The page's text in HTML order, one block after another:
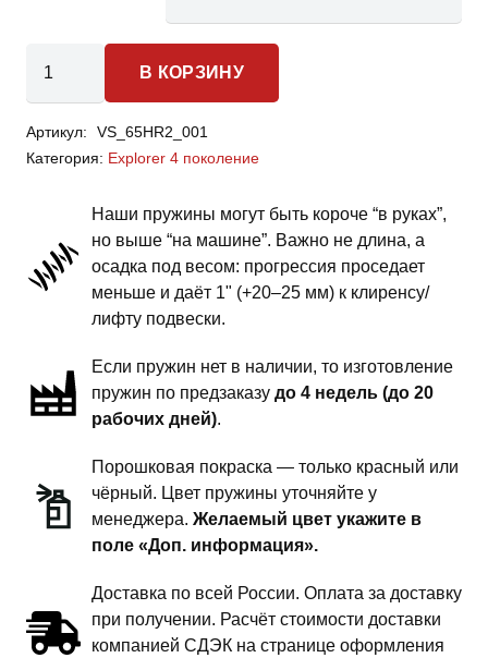
товара
Explorer
4
пружины
передней
подвески
дюйма
комфорт
В КОРЗИНУ
Артикул:
VS_65HR2_001
Категория: Explorer 4 поколение
Наши пружины могут быть короче “в руках”,
но выше “на машине”. Важно не длина, а
осадка под весом: прогрессия проседает
меньше и даёт 1" (+20–25 мм) к клиренсу/
лифту подвески.
Если пружин нет в наличии, то изготовление
пружин по предзаказу до 4 недель (до 20
рабочих дней).
Порошковая покраска — только красный или
чёрный. Цвет пружины уточняйте у
менеджера. Желаемый цвет укажите в
поле «Доп. информация».
Доставка по всей России. Оплата за доставку
при получении. Расчёт стоимости доставки
компанией СДЭК на странице оформления